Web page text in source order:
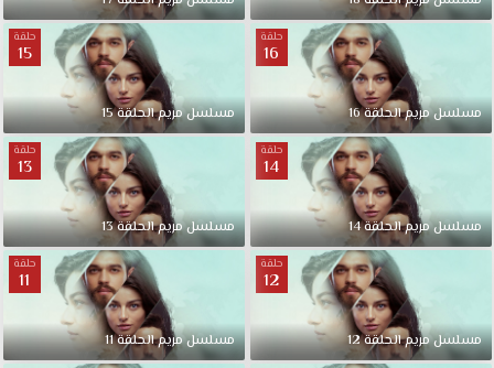
حلقة
16
مسلسل مريم الحلقة 16
حلقة
15
مسلسل مريم الحلقة 15
حلقة
14
مسلسل مريم الحلقة 14
حلقة
13
مسلسل مريم الحلقة 13
حلقة
12
مسلسل مريم الحلقة 12
حلقة
11
مسلسل مريم الحلقة 11